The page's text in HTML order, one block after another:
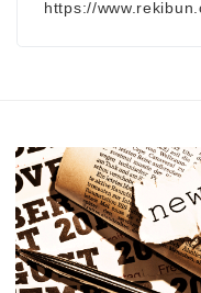
https://